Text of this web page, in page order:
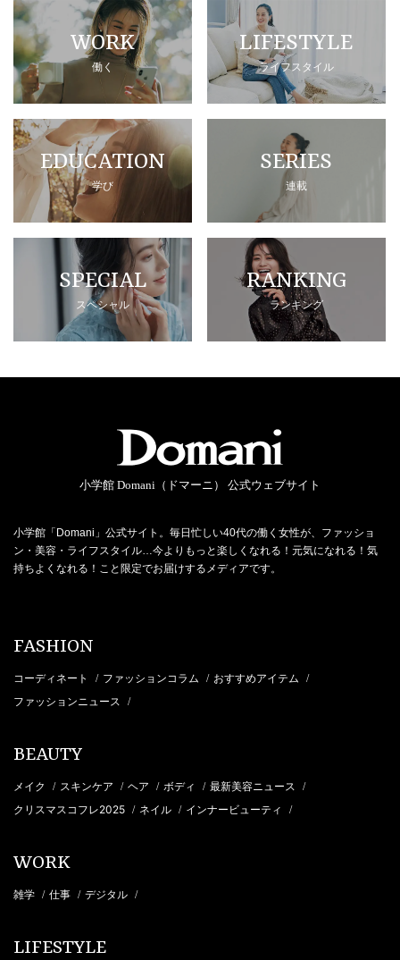
WORK
働く
LIFESTYLE
ライフスタイル
EDUCATION
学び
SERIES
連載
SPECIAL
スペシャル
RANKING
ランキング
小学館 Domani（ドマーニ） 公式ウェブサイト
小学館「Domani」公式サイト。毎日忙しい40代の働く女性が、ファッショ
ン・美容・ライフスタイル…今よりもっと楽しくなれる！元気になれる！気
持ちよくなれる！こと限定でお届けするメディアです。
FASHION
コーディネート / ファッションコラム / おすすめアイテム /
ファッションニュース /
BEAUTY
メイク / スキンケア / ヘア / ボディ / 最新美容ニュース /
クリスマスコフレ2025 / ネイル / インナービューティ /
WORK
雑学 / 仕事 / デジタル /
LIFESTYLE